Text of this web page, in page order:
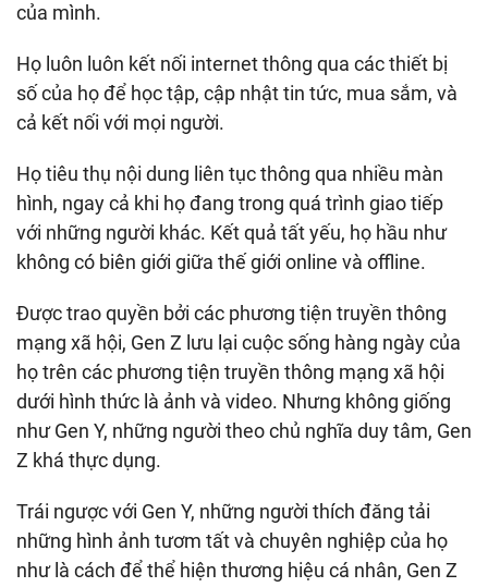
của mình.
Họ luôn luôn kết nối internet thông qua các thiết bị
số của họ để học tập, cập nhật tin tức, mua sắm, và
cả kết nối với mọi người.
Họ tiêu thụ nội dung liên tục thông qua nhiều màn
hình, ngay cả khi họ đang trong quá trình giao tiếp
với những người khác. Kết quả tất yếu, họ hầu như
không có biên giới giữa thế giới online và offline.
Được trao quyền bởi các phương tiện truyền thông
mạng xã hội, Gen Z lưu lại cuộc sống hàng ngày của
họ trên các phương tiện truyền thông mạng xã hội
dưới hình thức là ảnh và video. Nhưng không giống
như Gen Y, những người theo chủ nghĩa duy tâm, Gen
Z khá thực dụng.
Trái ngược với Gen Y, những người thích đăng tải
những hình ảnh tươm tất và chuyên nghiệp của họ
như là cách để thể hiện thương hiệu cá nhân, Gen Z